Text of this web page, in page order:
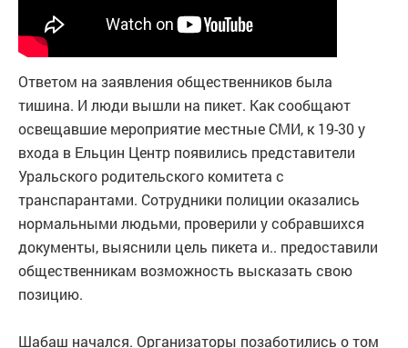
Ответом на заявления общественников была
тишина. И люди вышли на пикет. Как сообщают
освещавшие мероприятие местные СМИ, к 19-30 у
входа в Ельцин Центр появились представители
Уральского родительского комитета с
транспарантами. Сотрудники полиции оказались
нормальными людьми, проверили у собравшихся
документы, выяснили цель пикета и.. предоставили
общественникам возможность высказать свою
позицию.
Шабаш начался. Организаторы позаботились о том